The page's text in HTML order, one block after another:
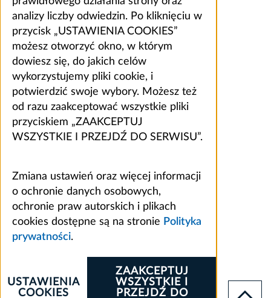
analizy liczby odwiedzin. Po kliknięciu w
przycisk „USTAWIENIA COOKIES”
możesz otworzyć okno, w którym
dowiesz się, do jakich celów
wykorzystujemy pliki cookie, i
potwierdzić swoje wybory. Możesz też
od razu zaakceptować wszystkie pliki
przyciskiem „ZAAKCEPTUJ
WSZYSTKIE I PRZEJDŹ DO SERWISU”.
Zmiana ustawień oraz więcej informacji
o ochronie danych osobowych,
ochronie praw autorskich i plikach
cookies dostępne są na stronie Polityka
prywatności.
ZAAKCEPTUJ
WSZYSTKIE I
PRZEJDŹ DO
USTAWIENIA
COOKIES